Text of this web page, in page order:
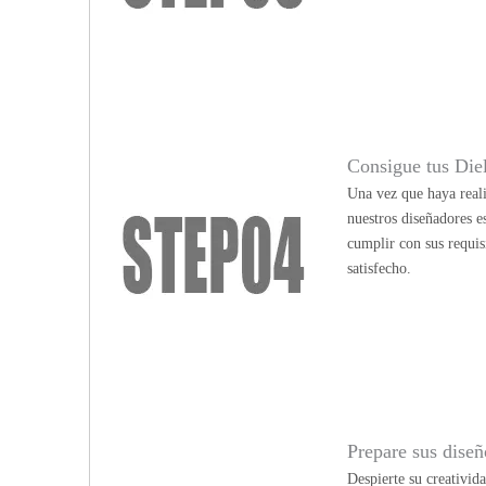
Consigue tus
Una vez que haya
nuestros diseñadores
cumplir con sus
satisfecho.
Prepare sus
Despierte su